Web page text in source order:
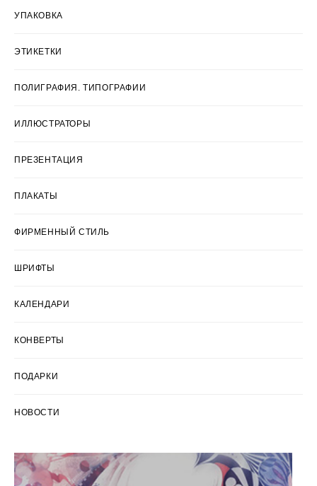
УПАКОВКА
ЭТИКЕТКИ
ПОЛИГРАФИЯ. ТИПОГРАФИИ
ИЛЛЮСТРАТОРЫ
ПРЕЗЕНТАЦИЯ
ПЛАКАТЫ
ФИРМЕННЫЙ СТИЛЬ
ШРИФТЫ
КАЛЕНДАРИ
КОНВЕРТЫ
ПОДАРКИ
НОВОСТИ